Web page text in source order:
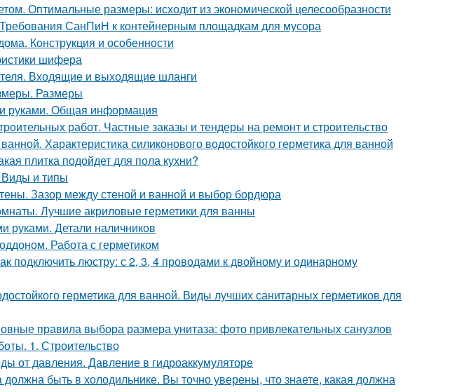
Оптимальные размеры: исходит из экономической целесообразности
СанПиН к контейнерным площадкам для мусора
Конструкция и особенности
шифера
Входящие и выходящие шланги
Размеры
руками. Общая информация
работ. Частные заказы и тендеры на ремонт и строительство
Характеристика силиконового водостойкого герметика для ванной
плитка подойдет для пола кухни?
Виды и типы
Зазор между стеной и ванной и выбор бордюра
Лучшие акриловые герметики для ванны
руками. Детали наличников
Работа с герметиком
подключить люстру: с 2, 3, 4 проводами к двойному и одинарному
герметика для ванной. Виды лучших санитарных герметиков для
правила выбора размера унитаза: фото привлекательных санузлов
1. Строительство
от давления. Давление в гидроаккумуляторе
быть в холодильнике. Вы точно уверены, что знаете, какая должна